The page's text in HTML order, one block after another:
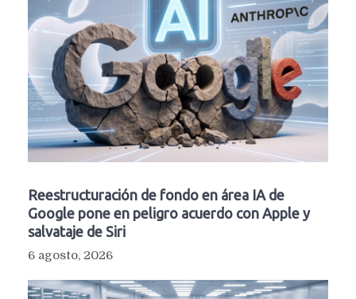
Reestructuración de fondo en área IA de
Google pone en peligro acuerdo con Apple y
salvataje de Siri
6 agosto, 2026